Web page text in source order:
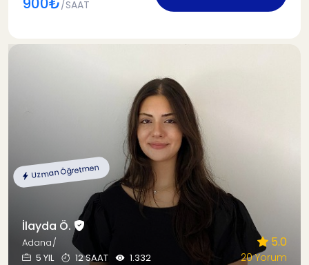
/SAAT
Uzman Öğretmen
İlayda Ö.
Adana/
5 YIL
12 SAAT 1.332
5.0
20 Yorum